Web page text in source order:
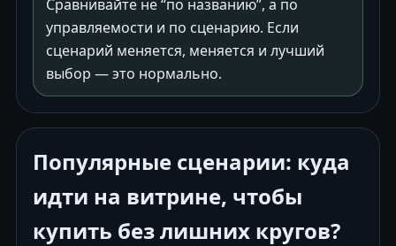
Сравнивайте не “по названию”, а по
управляемости и по сценарию. Если
сценарий меняется, меняется и лучший
выбор — это нормально.
Популярные сценарии: куда
идти на витрине, чтобы
купить без лишних кругов?